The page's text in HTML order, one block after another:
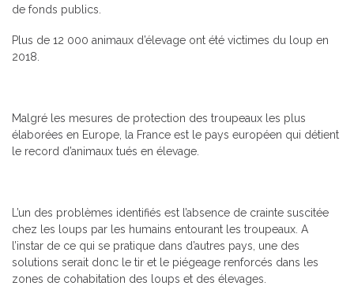
de fonds publics.
Plus de 12 000 animaux d’élevage ont été victimes du loup en
2018.
Malgré les mesures de protection des troupeaux les plus
élaborées en Europe, la France est le pays européen qui détient
le record d’animaux tués en élevage.
L’un des problèmes identifiés est l’absence de crainte suscitée
chez les loups par les humains entourant les troupeaux. A
l’instar de ce qui se pratique dans d’autres pays, une des
solutions serait donc le tir et le piégeage renforcés dans les
zones de cohabitation des loups et des élevages.